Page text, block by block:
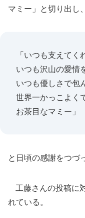
マミー」と切り出し、
「いつも支えてく
いつも沢山の愛情
いつも優しさで包
世界一かっこよく
お茶目なマミー」
と日頃の感謝をつづ
工藤さんの投稿に
れている。